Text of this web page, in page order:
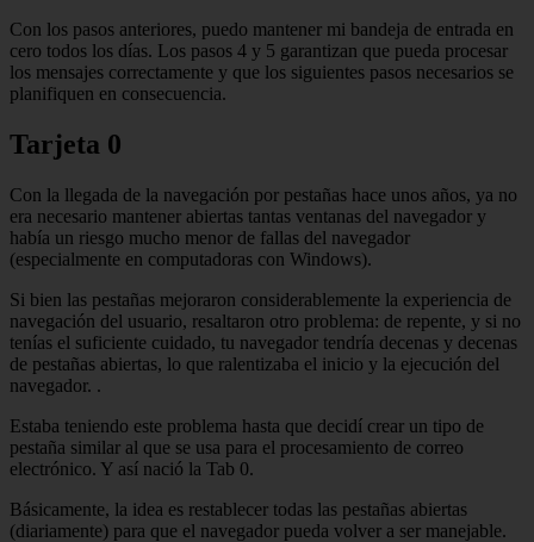
Con los pasos anteriores, puedo mantener mi bandeja de entrada en
cero todos los días. Los pasos 4 y 5 garantizan que pueda procesar
los mensajes correctamente y que los siguientes pasos necesarios se
planifiquen en consecuencia.
Tarjeta 0
Con la llegada de la navegación por pestañas hace unos años, ya no
era necesario mantener abiertas tantas ventanas del navegador y
había un riesgo mucho menor de fallas del navegador
(especialmente en computadoras con Windows).
Si bien las pestañas mejoraron considerablemente la experiencia de
navegación del usuario, resaltaron otro problema: de repente, y si no
tenías el suficiente cuidado, tu navegador tendría decenas y decenas
de pestañas abiertas, lo que ralentizaba el inicio y la ejecución del
navegador. .
Estaba teniendo este problema hasta que decidí crear un tipo de
pestaña similar al que se usa para el procesamiento de correo
electrónico. Y así nació la Tab 0.
Básicamente, la idea es restablecer todas las pestañas abiertas
(diariamente) para que el navegador pueda volver a ser manejable.